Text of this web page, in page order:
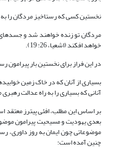
نخستین کسی که رستاخیز مردگان را
مردگان تو زنده خواهند شد و
خواهد افکند (اشعیا، 26: 19).
در این فراز برای نخستین بار
بسیاری از آنان که در خاک زمین
آنانی که بسیاری را به راه عدالت رهبری
بعدی یهودیت و مسیحیت پیرامون
موضوعاتی چون ایمان به روز داوری،
چنین آمده است: